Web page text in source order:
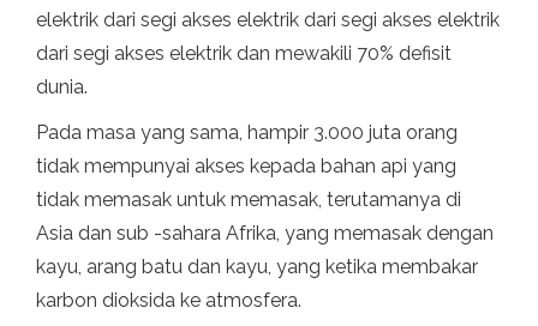
elektrik dari segi akses elektrik dari segi akses elektrik
dari segi akses elektrik dan mewakili 70% defisit
dunia.
Pada masa yang sama, hampir 3.000 juta orang
tidak mempunyai akses kepada bahan api yang
tidak memasak untuk memasak, terutamanya di
Asia dan sub -sahara Afrika, yang memasak dengan
kayu, arang batu dan kayu, yang ketika membakar
karbon dioksida ke atmosfera.